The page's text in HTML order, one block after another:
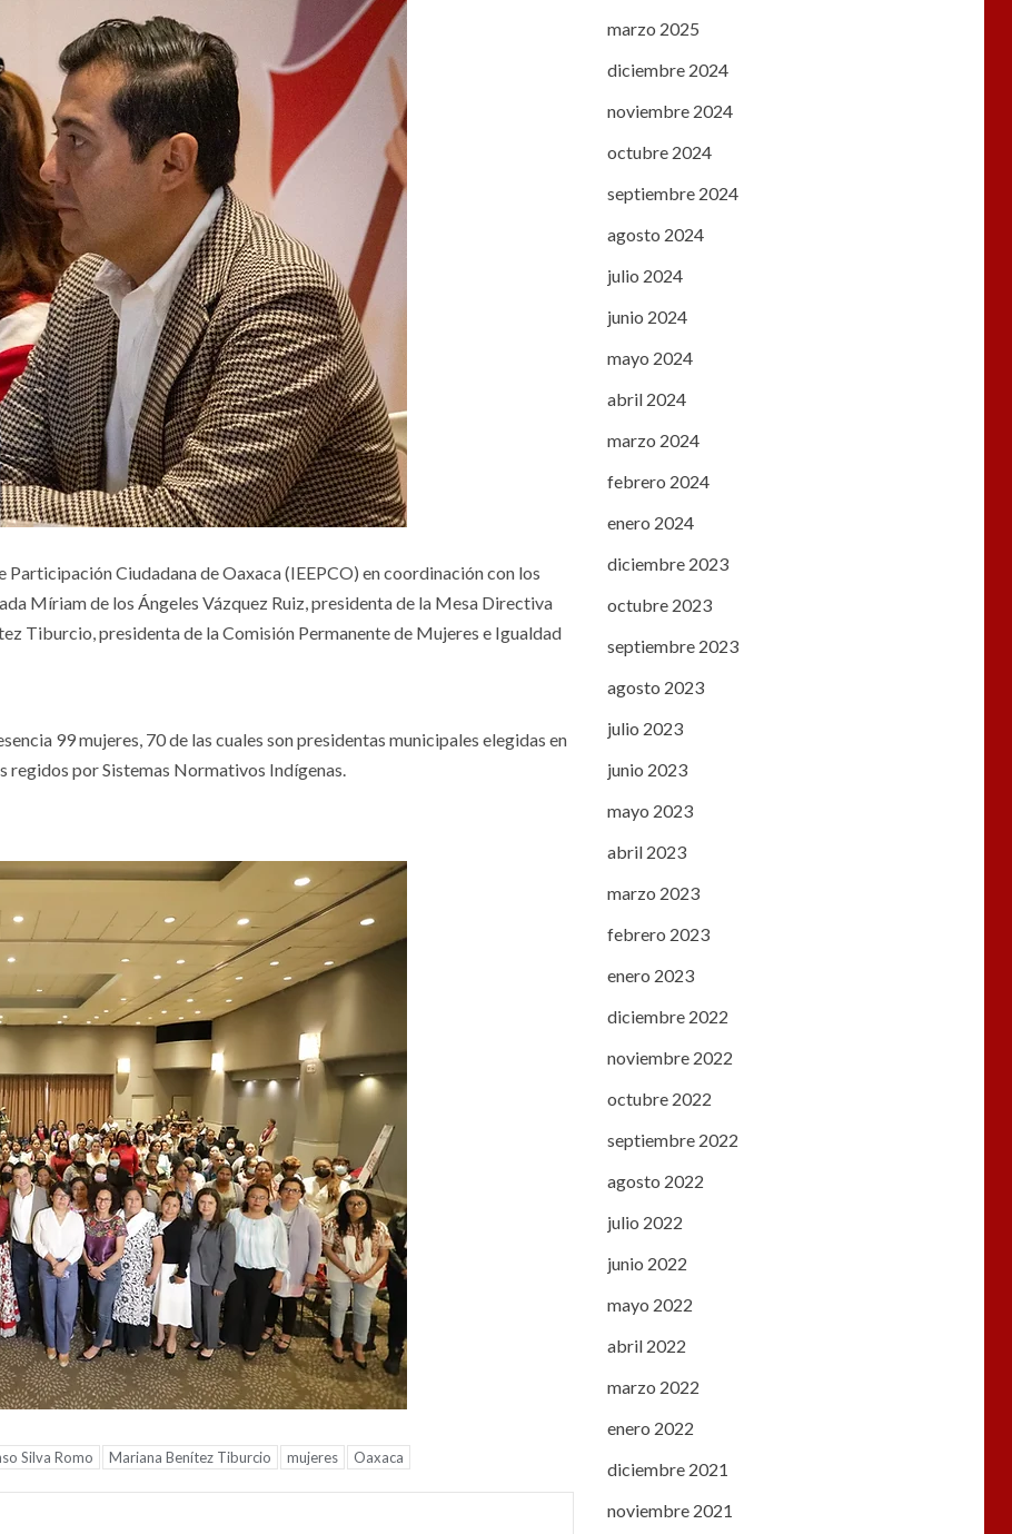
Ciudadana de Oaxaca (IEEPCO) en coordinación con los
Míriam de los Ángeles Vázquez Ruiz, presidenta de la Mesa Directiva
Tiburcio, presidenta de la Comisión Permanente de Mujeres e Igualdad
99 mujeres, 70 de las cuales son presidentas municipales elegidas en
regidos por Sistemas Normativos Indígenas.
Silva Romo Mariana Benítez Tiburcio mujeres Oaxaca
marzo 2025
diciembre 2024
noviembre 2024
octubre 2024
septiembre 2024
agosto 2024
julio 2024
junio 2024
mayo 2024
abril 2024
marzo 2024
febrero 2024
enero 2024
diciembre 2023
octubre 2023
septiembre 2023
agosto 2023
julio 2023
junio 2023
mayo 2023
abril 2023
marzo 2023
febrero 2023
enero 2023
diciembre 2022
noviembre 2022
octubre 2022
septiembre 2022
agosto 2022
julio 2022
junio 2022
mayo 2022
abril 2022
marzo 2022
enero 2022
diciembre 2021
noviembre 2021